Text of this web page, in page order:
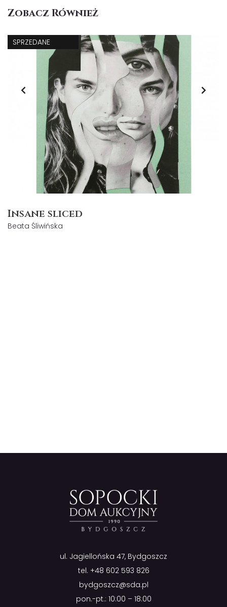
Zobacz Również
SPRZEDANE
Insane sliced
Beata Śliwińska
ul. Jagiellońska 47, Bydgoszcz
tel. +48 602 593 826
bydgoszcz@sda.pl
pon.-pt.: 10:00 – 18:00